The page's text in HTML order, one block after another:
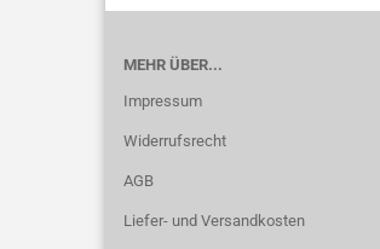
MEHR ÜBER...
Impressum
Widerrufsrecht
AGB
Liefer- und Versandkosten